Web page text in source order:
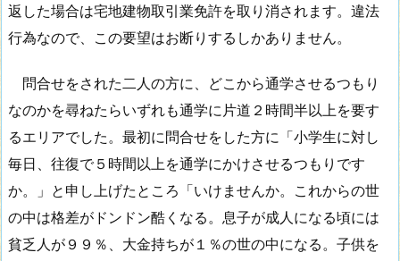
返した場合は宅地建物取引業免許を取り消されます。違法
行為なので、この要望はお断りするしかありません。
問合せをされた二人の方に、どこから通学させるつもり
なのかを尋ねたらいずれも通学に片道２時間半以上を要す
るエリアでした。最初に問合せをした方に「小学生に対し
毎日、往復で５時間以上を通学にかけさせるつもりです
か。」と申し上げたところ「いけませんか。これからの世
の中は格差がドンドン酷くなる。息子が成人になる頃には
貧乏人が９９％、大金持ちが１％の世の中になる。子供を